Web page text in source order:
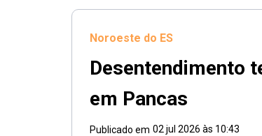
Noroeste do ES
Desentendimento
em Pancas
Publicado em 02 jul 2026 às 10:43